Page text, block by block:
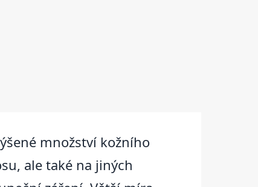
množství kožního
ale také na jiných